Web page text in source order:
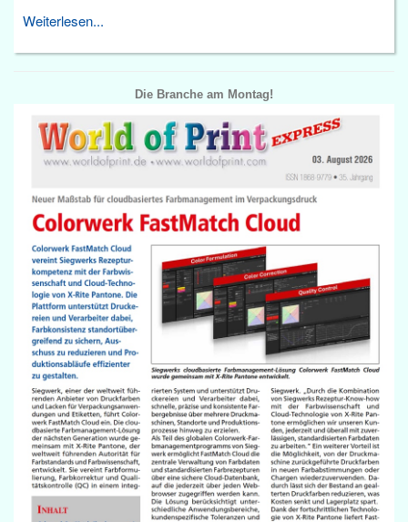
Weiterlesen...
Die Branche am Montag!